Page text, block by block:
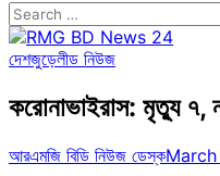
Search
for:
দেশজুড়েলীড নিউজ
করোনাভাইরাস: মৃত্যু ৭,
আরএমজি বিডি নিউজ ডেস্ক